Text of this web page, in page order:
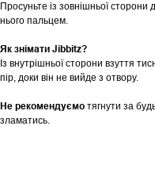
Просуньте із зовнішньої сторони
нього пальцем.
Як знімати Jibbitz?
Із внутрішньої сторони взуття
пір, доки він не вийде з отвору.
Не рекомендуємо тягнути за
зламатись.